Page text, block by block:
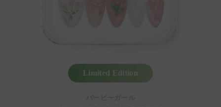
Limited Edition